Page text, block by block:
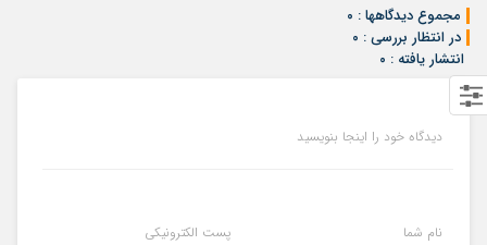
مجموع دیدگاهها : ۰
در انتظار بررسی : ۰
انتشار یافته : ۰
دیدگاه خود را اینجا بنویسید
نام شما پست الکترونیکی